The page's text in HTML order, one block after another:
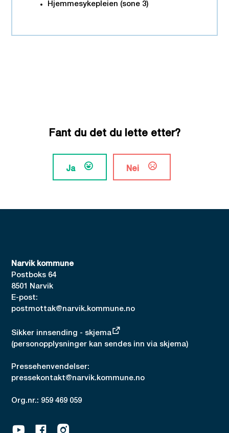
Hjemmesykepleien (sone 3)
Fant du det du lette etter?
Ja Nei
Narvik kommune
Postboks 64
8501 Narvik
E-post:
postmottak@narvik.kommune.no
Sikker innsending - skjema
(personopplysninger kan sendes inn via skjema)
Pressehenvendelser:
pressekontakt@narvik.kommune.no
Org.nr.: 959 469 059
YoutubeFacebookInstagram